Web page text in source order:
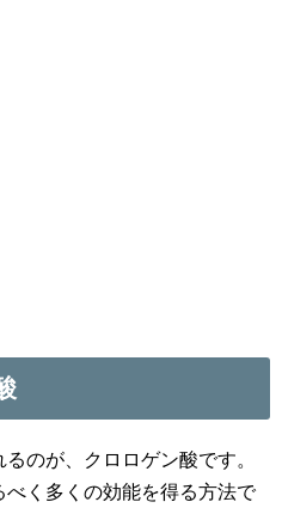
のが、クロロゲン酸です。
く多くの効能を得る方法で